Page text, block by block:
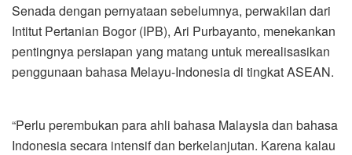
Senada dengan pernyataan sebelumnya, perwakilan dari
Intitut Pertanian Bogor (IPB), Ari Purbayanto, menekankan
pentingnya persiapan yang matang untuk merealisasikan
penggunaan bahasa Melayu-Indonesia di tingkat ASEAN.
“Perlu perembukan para ahli bahasa Malaysia dan bahasa
Indonesia secara intensif dan berkelanjutan. Karena kalau